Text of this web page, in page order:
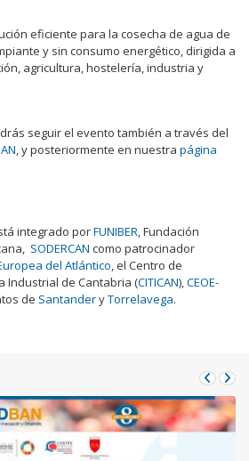
eficiente para la cosecha de agua de
y sin consumo energético, dirigida a
agricultura, hostelería, industria y
seguir el evento también a través del
, y posteriormente en nuestra página
integrado porFUNIBER, Fundación
SODERCAN como patrocinador
del Atlántico, el Centro de
Industrial de Cantabria (CITICAN),CEOE-
de SantanderyTorrelavega.